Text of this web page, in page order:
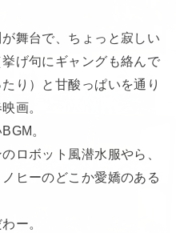
舞台で、ちょっと寂しい
げ句にギャングも絡んで
り）と甘酸っぱいを通り
画。
。
ロボット風潜水服やら、
ヒーのどこか愛嬌のある
ー。